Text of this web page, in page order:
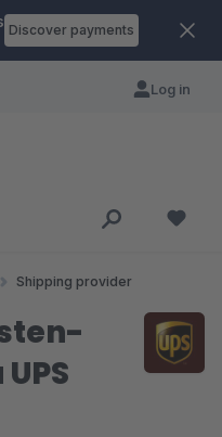
Discover payments
Log in
Shipping provider